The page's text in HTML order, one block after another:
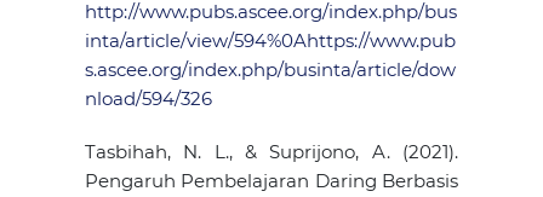
http://www.pubs.ascee.org/index.php/bus
inta/article/view/594%0Ahttps://www.pub
s.ascee.org/index.php/businta/article/dow
nload/594/326
Tasbihah, N. L., & Suprijono, A. (2021).
Pengaruh Pembelajaran Daring Berbasis